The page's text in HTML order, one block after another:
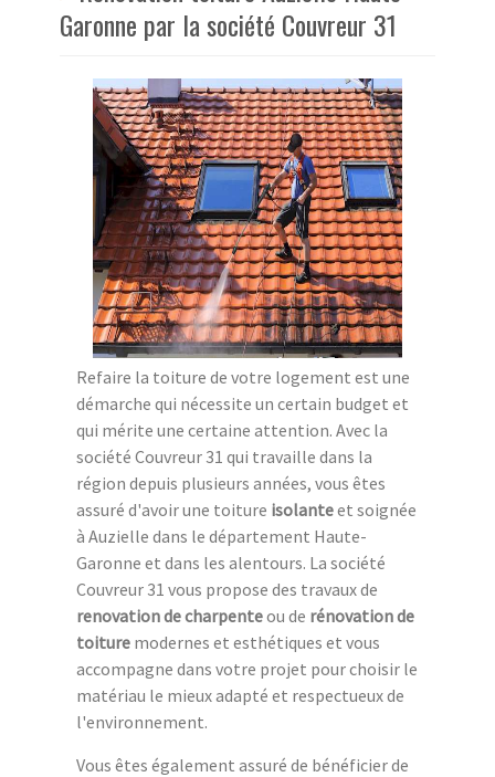
Garonne par la société Couvreur 31
Refaire la toiture de votre logement est une
démarche qui nécessite un certain budget et
qui mérite une certaine attention. Avec la
société Couvreur 31 qui travaille dans la
région depuis plusieurs années, vous êtes
assuré d'avoir une toiture isolanteet soignée
à Auzielle dans le département Haute-
Garonne et dans les alentours. La société
Couvreur 31 vous propose des travaux de
renovation de charpenteou de rénovation de
toiture modernes et esthétiques et vous
accompagne dans votre projet pour choisir le
matériau le mieux adapté et respectueux de
l'environnement.
Vous êtes également assuré de bénéficier de